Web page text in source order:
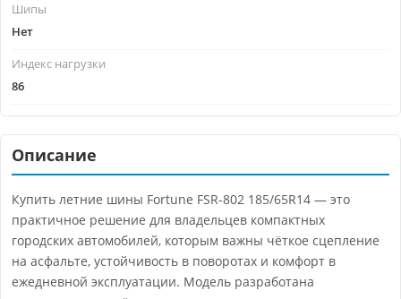
Шипы
Нет
Индекс нагрузки
86
Описание
Купить летние шины Fortune FSR-802 185/65R14 — это
практичное решение для владельцев компактных
городских автомобилей, которым важны чёткое сцепление
на асфальте, устойчивость в поворотах и комфорт в
ежедневной эксплуатации. Модель разработана